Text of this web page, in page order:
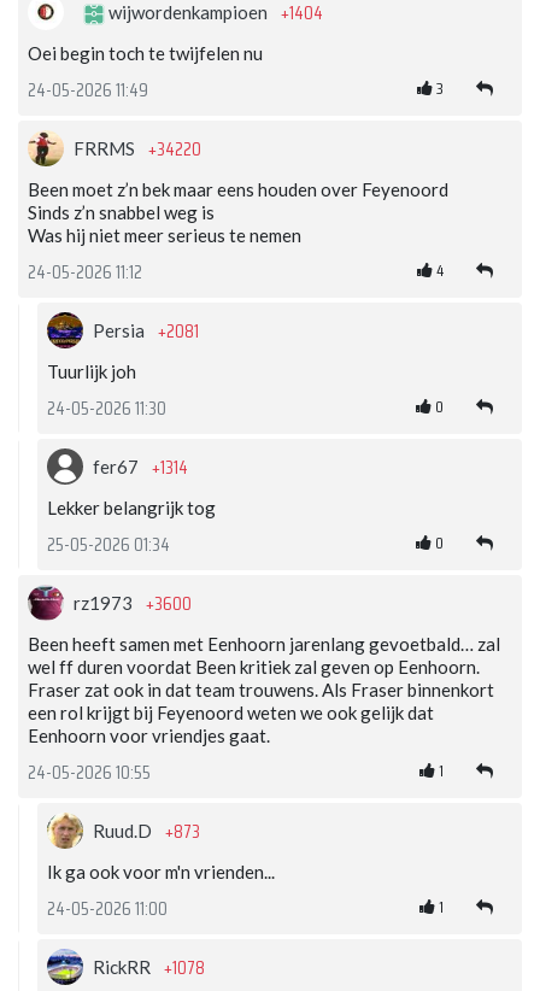
wijwordenkampioen +1404
Oei begin toch te twijfelen nu
24-05-2026 11:49 3
FRRMS +34220
Been moet z’n bek maar eens houden over Feyenoord
Sinds z’n snabbel weg is
Was hij niet meer serieus te nemen
24-05-2026 11:12 4
Persia +2081
Tuurlijk joh
24-05-2026 11:30 0
fer67 +1314
Lekker belangrijk tog
25-05-2026 01:34 0
rz1973 +3600
Been heeft samen met Eenhoorn jarenlang gevoetbald… zal
wel ff duren voordat Been kritiek zal geven op Eenhoorn.
Fraser zat ook in dat team trouwens. Als Fraser binnenkort
een rol krijgt bij Feyenoord weten we ook gelijk dat
Eenhoorn voor vriendjes gaat.
24-05-2026 10:55 1
Ruud.D +873
Ik ga ook voor m'n vrienden...
24-05-2026 11:00 1
RickRR +1078